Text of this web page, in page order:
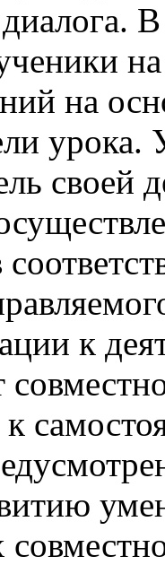
В
на
урока.
своей
к